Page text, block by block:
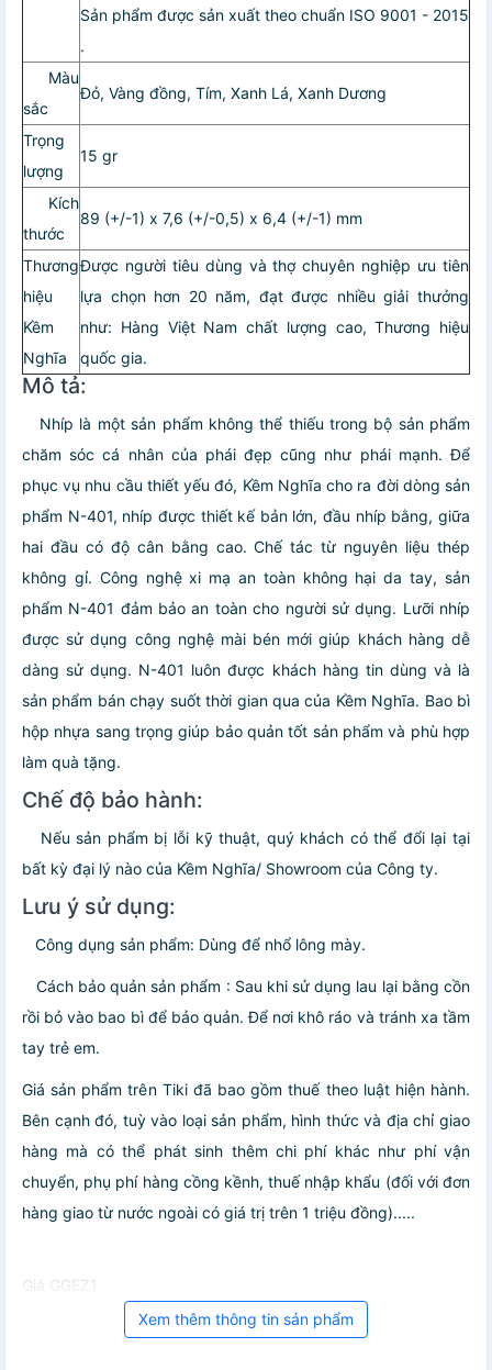
Sản phẩm được sản xuất theo chuẩn ISO 9001 - 2015
.
Màu
sắc
Đỏ, Vàng đồng, Tím, Xanh Lá, Xanh Dương
Trọng
lượng
15 gr
Kích
thước
89 (+/-1) x 7,6 (+/-0,5) x 6,4 (+/-1) mm
Thương
hiệu
Kềm
Nghĩa
Được người tiêu dùng và thợ chuyên nghiệp ưu tiên
lựa chọn hơn 20 năm, đạt được nhiều giải thưởng
như: Hàng Việt Nam chất lượng cao, Thương hiệu
quốc gia.
Mô tả:
Nhíp là một sản phẩm không thể thiếu trong bộ sản phẩm
chăm sóc cá nhân của phái đẹp cũng như phái mạnh. Để
phục vụ nhu cầu thiết yếu đó, Kềm Nghĩa cho ra đời dòng sản
phẩm N-401, nhíp được thiết kế bản lớn, đầu nhíp bằng, giữa
hai đầu có độ cân bằng cao. Chế tác từ nguyên liệu thép
không gỉ. Công nghệ xi mạ an toàn không hại da tay, sản
phẩm N-401 đảm bảo an toàn cho người sử dụng. Lưỡi nhíp
được sử dụng công nghệ mài bén mới giúp khách hàng dễ
dàng sử dụng. N-401 luôn được khách hàng tin dùng và là
sản phẩm bán chạy suốt thời gian qua của Kềm Nghĩa. Bao bì
hộp nhựa sang trọng giúp bảo quản tốt sản phẩm và phù hợp
làm quà tặng.
Chế độ bảo hành:
Nếu sản phẩm bị lỗi kỹ thuật, quý khách có thể đổi lại tại
bất kỳ đại lý nào của Kềm Nghĩa/ Showroom của Công ty.
Lưu ý sử dụng:
Công dụng sản phẩm: Dùng để nhổ lông mày.
Cách bảo quản sản phẩm : Sau khi sử dụng lau lại bằng cồn
rồi bỏ vào bao bì để bảo quản. Để nơi khô ráo và tránh xa tầm
tay trẻ em.
Giá sản phẩm trên Tiki đã bao gồm thuế theo luật hiện hành.
Bên cạnh đó, tuỳ vào loại sản phẩm, hình thức và địa chỉ giao
hàng mà có thể phát sinh thêm chi phí khác như phí vận
chuyển, phụ phí hàng cồng kềnh, thuế nhập khẩu (đối với đơn
hàng giao từ nước ngoài có giá trị trên 1 triệu đồng).....
Giá GGEZ1
Xem thêm thông tin sản phẩm